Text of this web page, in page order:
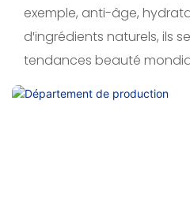
exemple, anti-âge,
d'ingrédients naturels, ils
tendances beauté